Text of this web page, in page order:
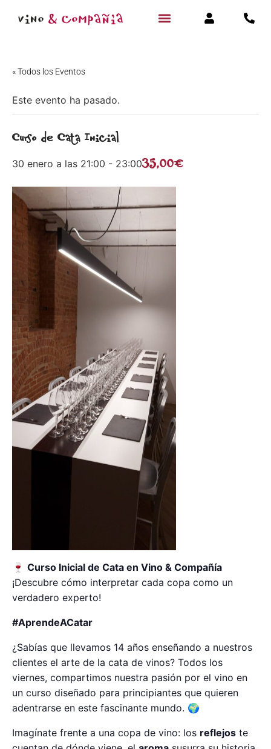
« Todos los Eventos
Este evento ha pasado.
Curso de Cata Inicial
30 enero a las 21:00 - 23:0035,00€
🍷 Curso Inicial de Cata en Vino & Compañía
¡Descubre cómo interpretar cada copa como un
verdadero experto!
#AprendeACatar
¿Sabías que llevamos 14 años enseñando a nuestros
clientes el arte de la cata de vinos? Todos los
viernes, compartimos nuestra pasión por el vino en
un curso diseñado para principiantes que quieren
adentrarse en este fascinante mundo. 🌍
Imagínate frente a una copa de vino: los reflejos te